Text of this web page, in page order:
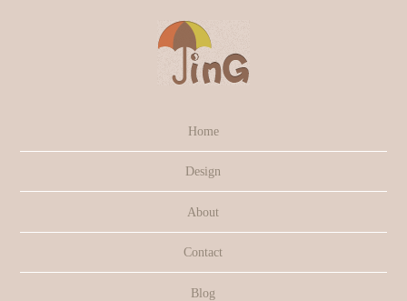
Home
Design
About
Contact
Blog